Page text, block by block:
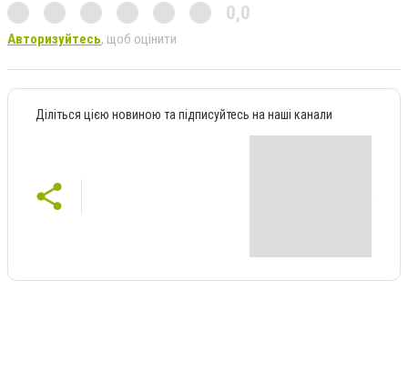
0,0
Авторизуйтесь, щоб оцінити
Діліться цією новиною та підписуйтесь на наші канали